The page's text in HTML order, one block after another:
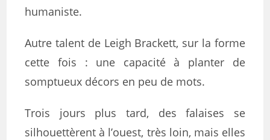
humaniste.
Autre talent de Leigh Brackett, sur la forme
cette fois : une capacité à planter de
somptueux décors en peu de mots.
Trois jours plus tard, des falaises se
silhouettèrent à l’ouest, très loin, mais elles